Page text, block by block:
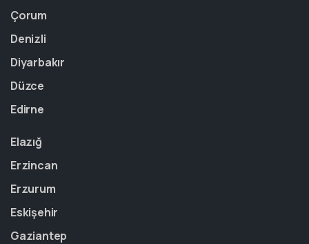
Çorum
Denizli
Diyarbakır
Düzce
Edirne
Elazığ
Erzincan
Erzurum
Eskişehir
Gaziantep